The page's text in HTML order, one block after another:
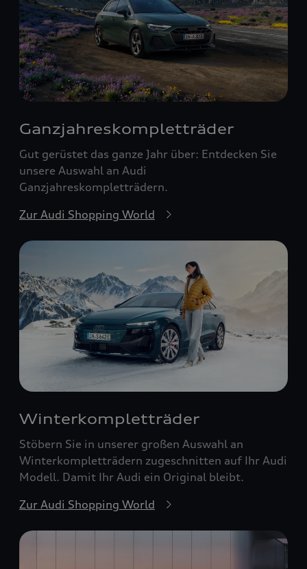
Ganzjahreskomplett­räder
Gut gerüstet das ganze Jahr über: Entdecken Sie
unsere Auswahl an Audi
Ganzjahreskompletträdern.
Zur Audi Shopping World
Winterkompletträder
Stöbern Sie in unserer großen Auswahl an
Winterkompletträdern zugeschnitten auf Ihr Audi
Modell. Damit Ihr Audi ein Original bleibt.
Zur Audi Shopping World